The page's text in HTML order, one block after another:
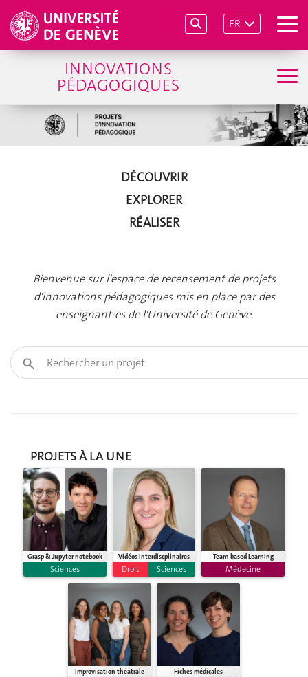
FR
INNOVATIONS
PÉDAGOGIQUES
DÉCOUVRIR
EXPLORER
RÉALISER
Bienvenue sur l'espace de recensement de projets
d'innovations pédagogiques mis en place par des
enseignant-es de l'Université de Genève.
PROJETS À LA UNE
Grasp & Jupyter notebook
Sciences
Vidéos interdiscplinaires
Droit Sciences
Team-based Learning
Médecine
Improvisation théâtrale Fiches médicales